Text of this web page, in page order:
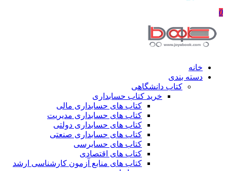
0
خانه
دسته بندی
کتاب دانشگاهی
خرید کتاب حسابداری
کتاب های حسابداری مالی
کتاب های حسابداری مدیریت
کتاب های حسابداری دولتی
کتاب های حسابداری صنعتی
کتاب های حسابرسی
کتاب های اقتصادی
کتاب های منابع آزمون کارشناسی ارشد